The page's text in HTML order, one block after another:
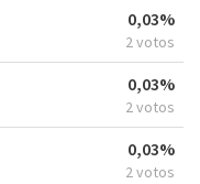
0,03%
2 votos
0,03%
2 votos
0,03%
2 votos